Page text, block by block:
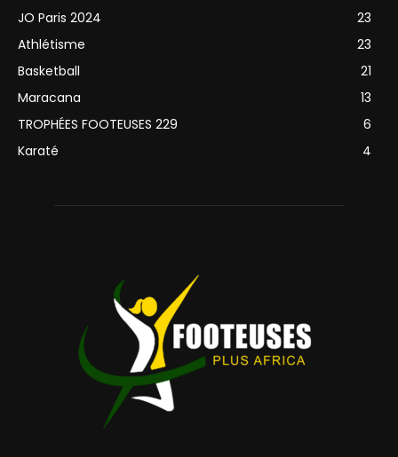
JO Paris 2024
23
Athlétisme
23
Basketball
21
Maracana
13
TROPHÉES FOOTEUSES 229
6
Karaté
4